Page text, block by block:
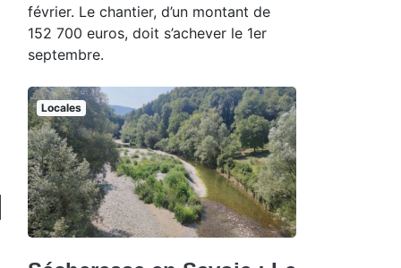
février. Le chantier, d’un montant de
152 700 euros, doit s’achever le 1er
septembre.
Locales